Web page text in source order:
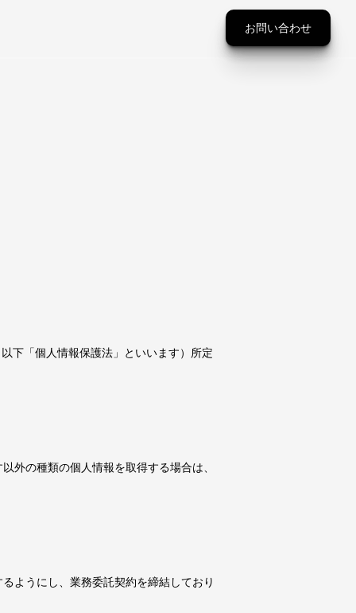
お問い合わせ
下「個人情報保護法」といいます）所定
外の種類の個人情報を取得する場合は、
ようにし、業務委託契約を締結しており